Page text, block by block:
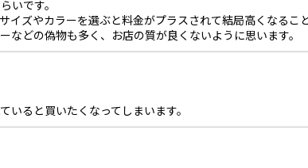
いです。
イズやカラーを選ぶと料金がプラスされて結局高くなるこ
などの偽物も多く、お店の質が良くないように思います。
いると買いたくなってしまいます。